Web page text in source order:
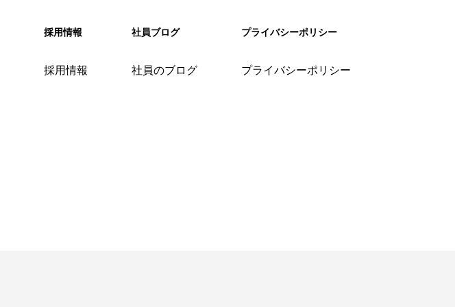
採用情報
採用情報
社員ブログ
社員のブログ
プライバシーポリシー
プライバシーポリシー